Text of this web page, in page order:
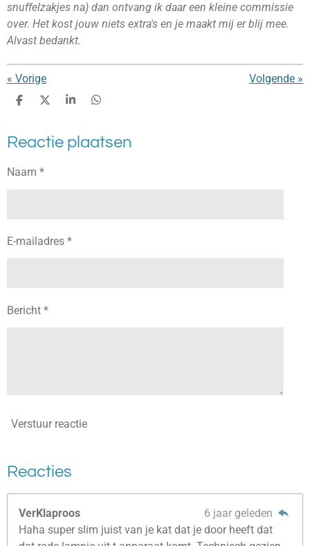
snuffelzakjes na) dan ontvang ik daar een kleine commissie
over. Het kost jouw niets extra's en je maakt mij er blij mee.
Alvast bedankt.
« Vorige Volgende »
D
e
D
l
S
r
e
D
e
Reactie plaatsen
Naam *
E-mailadres *
Bericht *
Verstuur reactie
Reacties
VerKlaproos
6 jaar geleden
Haha super slim juist van je kat dat je door heeft dat